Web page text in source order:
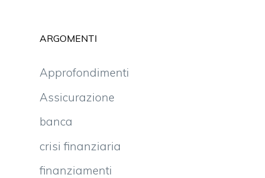
ARGOMENTI
Approfondimenti
Assicurazione
banca
crisi finanziaria
finanziamenti